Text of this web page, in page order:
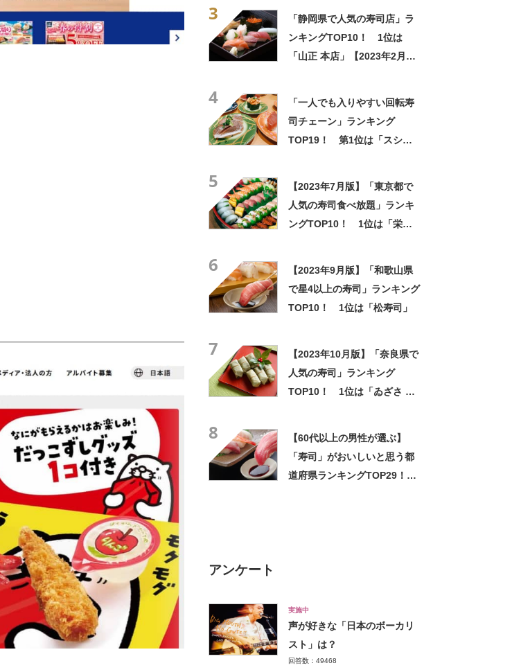
3
「静岡県で人気の寿司店」ラ
ンキングTOP10！ 1位は
「山正 本店」【2023年2月
4
「一人でも入りやすい回転寿
司チェーン」ランキング
TOP19！ 第1位は「スシロ
5
【2023年7月版】「東京都で
人気の寿司食べ放題」ランキ
ングTOP10！ 1位は「栄寿
6
【2023年9月版】「和歌山県
で星4以上の寿司」ランキング
TOP10！ 1位は「松寿司」
7
【2023年10月版】「奈良県で
人気の寿司」ランキング
TOP10！ 1位は「ゐざさ 大
8
【60代以上の男性が選ぶ】
「寿司」がおいしいと思う都
道府県ランキングTOP29！
アンケート
実施中
声が好きな「日本のボーカリ
スト」は？
回答数：49468